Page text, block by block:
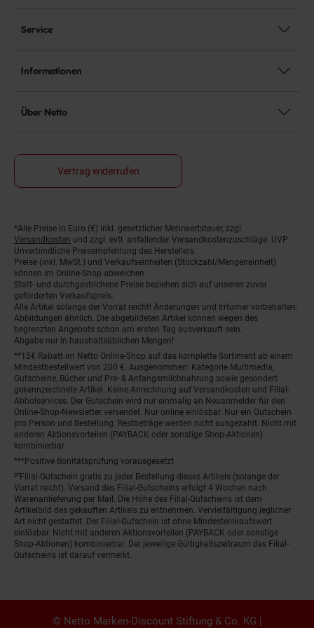
Service
Informationen
Über Netto
Vertrag widerrufen
Fußnoten
*Alle Preise in Euro (€) inkl. gesetzlicher Mehrwertsteuer, zzgl.
Versandkosten und zzgl. evtl. anfallender Versandkostenzuschläge. UVP:
Unverbindliche Preisempfehlung des Herstellers.
Preise (inkl. MwSt.) und Verkaufseinheiten (Stückzahl/Mengeneinheit)
können im Online-Shop abweichen.
Statt- und durchgestrichene Preise beziehen sich auf unseren zuvor
geforderten Verkaufspreis.
Alle Artikel solange der Vorrat reicht! Änderungen und Irrtümer vorbehalten.
Abbildungen ähnlich. Die abgebildeten Artikel können wegen des
begrenzten Angebots schon am ersten Tag ausverkauft sein.
Abgabe nur in haushaltsüblichen Mengen!
**15€ Rabatt im Netto Online-Shop auf das komplette Sortiment ab einem
Mindestbestellwert von 200 €. Ausgenommen: Kategorie Multimedia,
Gutscheine, Bücher und Pre- & Anfangsmilchnahrung sowie gesondert
gekennzeichnete Artikel. Keine Anrechnung auf Versandkosten und Filial-
Abholservices. Der Gutschein wird nur einmalig an Neuanmelder für den
Online-Shop-Newsletter versendet. Nur online einlösbar. Nur ein Gutschein
pro Person und Bestellung. Restbeträge werden nicht ausgezahlt. Nicht mit
anderen Aktionsvorteilen (PAYBACK oder sonstige Shop-Aktionen)
kombinierbar.
***Positive Bonitätsprüfung vorausgesetzt
²⁰Filial-Gutschein gratis zu jeder Bestellung dieses Artikels (solange der
Vorrat reicht). Versand des Filial-Gutscheins erfolgt 4 Wochen nach
Warenanlieferung per Mail. Die Höhe des Filial-Gutscheins ist dem
Artikelbild des gekauften Artikels zu entnehmen. Vervielfältigung jeglicher
Art nicht gestattet. Der Filial-Gutschein ist ohne Mindesteinkaufswert
einlösbar. Nicht mit anderen Aktionsvorteilen (PAYBACK oder sonstige
Shop-Aktionen) kombinierbar. Der jeweilige Gültigkeitszeitraum des Filial-
Gutscheins ist darauf vermerkt.
© Netto Marken-Discount Stiftung & Co. KG |